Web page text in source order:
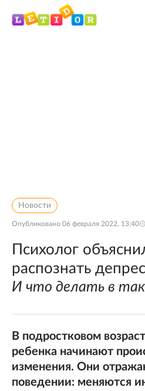
Новости
Опубликовано 06 февраля 2022, 13:40
Психолог
распознать
И что делать в
В подростковом
ребенка начинают
изменения. Они
поведении: меняются